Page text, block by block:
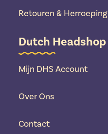
Retouren & Herroeping
Dutch Headshop
Mijn DHS Account
Over Ons
Contact